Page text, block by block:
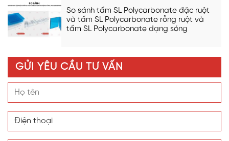
So sánh tấm SL Polycarbonate đặc ruột
và tấm SL Polycarbonate rỗng ruột và
tấm SL Polycarbonate dạng sóng
GỬI YÊU CẦU TƯ VẤN